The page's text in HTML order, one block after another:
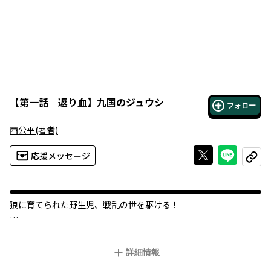
【第一話 返り血】 九国のジュウシ フォロー
西公平(著者)
応援メッセージ Xで投稿する
ライン
コピー
狼に育てられた野生児、戦乱の世を駆ける！
詳細情報